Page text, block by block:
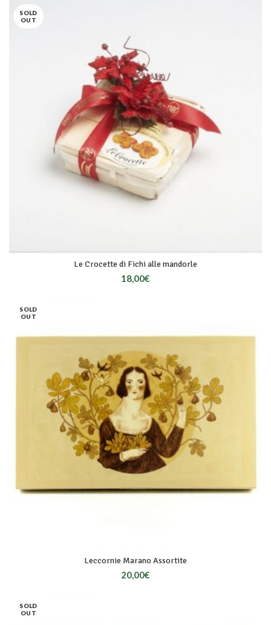
SOLD
OUT
Le Crocette di Fichi alle mandorle
18,00€
SOLD
OUT
Leccornie Marano Assortite
20,00€
SOLD
OUT